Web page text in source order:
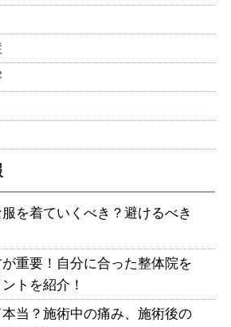
を着ていくべき？避けるべき
重要！自分に合った整体院を
トを紹介！
当？施術中の痛み、施術後の